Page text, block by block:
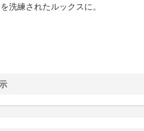
洗練されたルックスに。